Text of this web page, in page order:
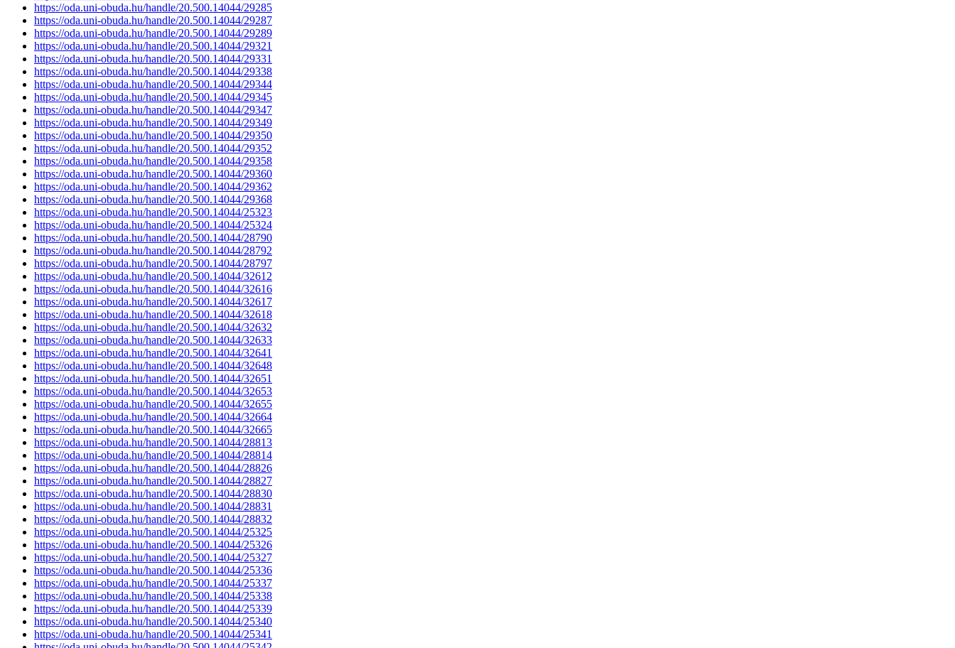
https://oda.uni-obuda.hu/handle/20.500.14044/29285
https://oda.uni-obuda.hu/handle/20.500.14044/29287
https://oda.uni-obuda.hu/handle/20.500.14044/29289
https://oda.uni-obuda.hu/handle/20.500.14044/29321
https://oda.uni-obuda.hu/handle/20.500.14044/29331
https://oda.uni-obuda.hu/handle/20.500.14044/29338
https://oda.uni-obuda.hu/handle/20.500.14044/29344
https://oda.uni-obuda.hu/handle/20.500.14044/29345
https://oda.uni-obuda.hu/handle/20.500.14044/29347
https://oda.uni-obuda.hu/handle/20.500.14044/29349
https://oda.uni-obuda.hu/handle/20.500.14044/29350
https://oda.uni-obuda.hu/handle/20.500.14044/29352
https://oda.uni-obuda.hu/handle/20.500.14044/29358
https://oda.uni-obuda.hu/handle/20.500.14044/29360
https://oda.uni-obuda.hu/handle/20.500.14044/29362
https://oda.uni-obuda.hu/handle/20.500.14044/29368
https://oda.uni-obuda.hu/handle/20.500.14044/25323
https://oda.uni-obuda.hu/handle/20.500.14044/25324
https://oda.uni-obuda.hu/handle/20.500.14044/28790
https://oda.uni-obuda.hu/handle/20.500.14044/28792
https://oda.uni-obuda.hu/handle/20.500.14044/28797
https://oda.uni-obuda.hu/handle/20.500.14044/32612
https://oda.uni-obuda.hu/handle/20.500.14044/32616
https://oda.uni-obuda.hu/handle/20.500.14044/32617
https://oda.uni-obuda.hu/handle/20.500.14044/32618
https://oda.uni-obuda.hu/handle/20.500.14044/32632
https://oda.uni-obuda.hu/handle/20.500.14044/32633
https://oda.uni-obuda.hu/handle/20.500.14044/32641
https://oda.uni-obuda.hu/handle/20.500.14044/32648
https://oda.uni-obuda.hu/handle/20.500.14044/32651
https://oda.uni-obuda.hu/handle/20.500.14044/32653
https://oda.uni-obuda.hu/handle/20.500.14044/32655
https://oda.uni-obuda.hu/handle/20.500.14044/32664
https://oda.uni-obuda.hu/handle/20.500.14044/32665
https://oda.uni-obuda.hu/handle/20.500.14044/28813
https://oda.uni-obuda.hu/handle/20.500.14044/28814
https://oda.uni-obuda.hu/handle/20.500.14044/28826
https://oda.uni-obuda.hu/handle/20.500.14044/28827
https://oda.uni-obuda.hu/handle/20.500.14044/28830
https://oda.uni-obuda.hu/handle/20.500.14044/28831
https://oda.uni-obuda.hu/handle/20.500.14044/28832
https://oda.uni-obuda.hu/handle/20.500.14044/25325
https://oda.uni-obuda.hu/handle/20.500.14044/25326
https://oda.uni-obuda.hu/handle/20.500.14044/25327
https://oda.uni-obuda.hu/handle/20.500.14044/25336
https://oda.uni-obuda.hu/handle/20.500.14044/25337
https://oda.uni-obuda.hu/handle/20.500.14044/25338
https://oda.uni-obuda.hu/handle/20.500.14044/25339
https://oda.uni-obuda.hu/handle/20.500.14044/25340
https://oda.uni-obuda.hu/handle/20.500.14044/25341